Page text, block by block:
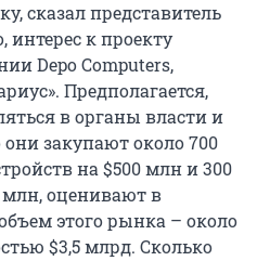
сказал представитель
интерес к проекту
Depo Computers,
Предполагается,
в органы власти и
закупают около 700
на $500 млн и 300
млн, оценивают в
этого рынка – около
$3,5 млрд. Сколько